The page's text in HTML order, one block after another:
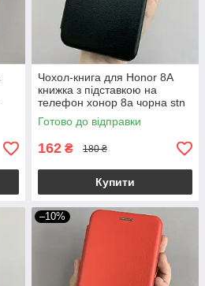
Чохол-книга для Honor 8A
книжка з підставкою на
телефон хонор 8а чорна stn
Готово до відправки
162 ₴ 180 ₴
Купити
–10%